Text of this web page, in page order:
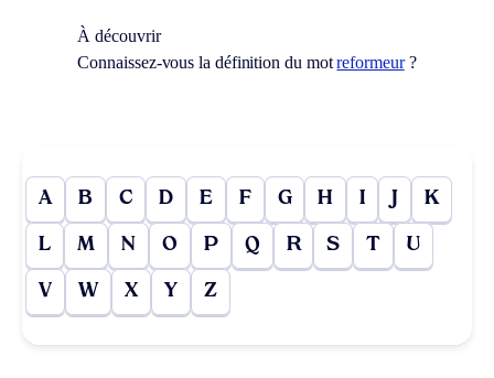
À découvrir
Connaissez-vous la définition du motreformeur?
A B C D E F G H I J K
L M N O P Q R S T U
V W X Y Z